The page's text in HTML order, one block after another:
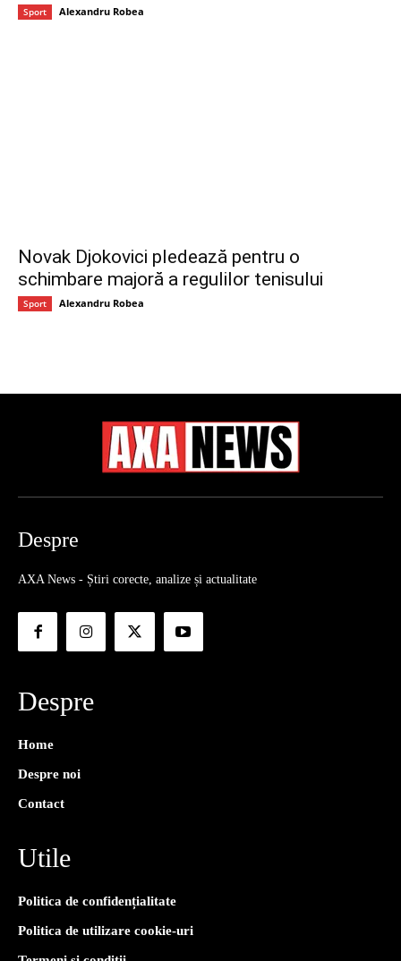
Sport Alexandru Robea
Novak Djokovici pledează pentru o
schimbare majoră a regulilor tenisului
Sport Alexandru Robea
Despre
AXA News - Știri corecte, analize și actualitate
Despre
Home
Despre noi
Contact
Utile
Politica de confidențialitate
Politica de utilizare cookie-uri